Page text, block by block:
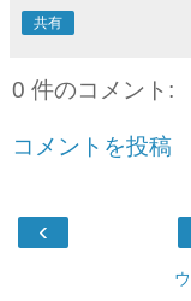
共有
0 件のコメント:
コメントを投稿
‹